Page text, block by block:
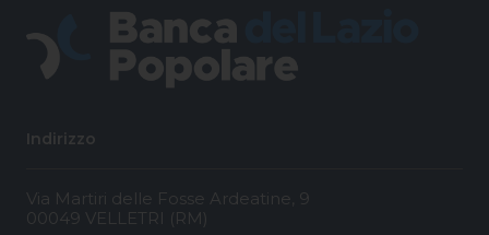
Indirizzo
Via Martiri delle Fosse Ardeatine, 9
00049 VELLETRI (RM)